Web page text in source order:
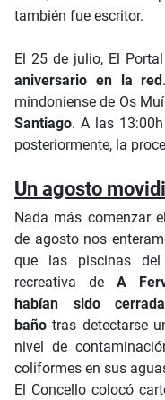
también fue escritor.
El 25 de julio, El
aniversario en la red
mindoniense de Os
Santiago. A las
posteriormente, la
Un agosto
Nada más comenzar
de agosto nos
que las piscinas del
recreativa de A
habían sido
baño tras detectarse
nivel de
coliformes en sus
El Concello colocó